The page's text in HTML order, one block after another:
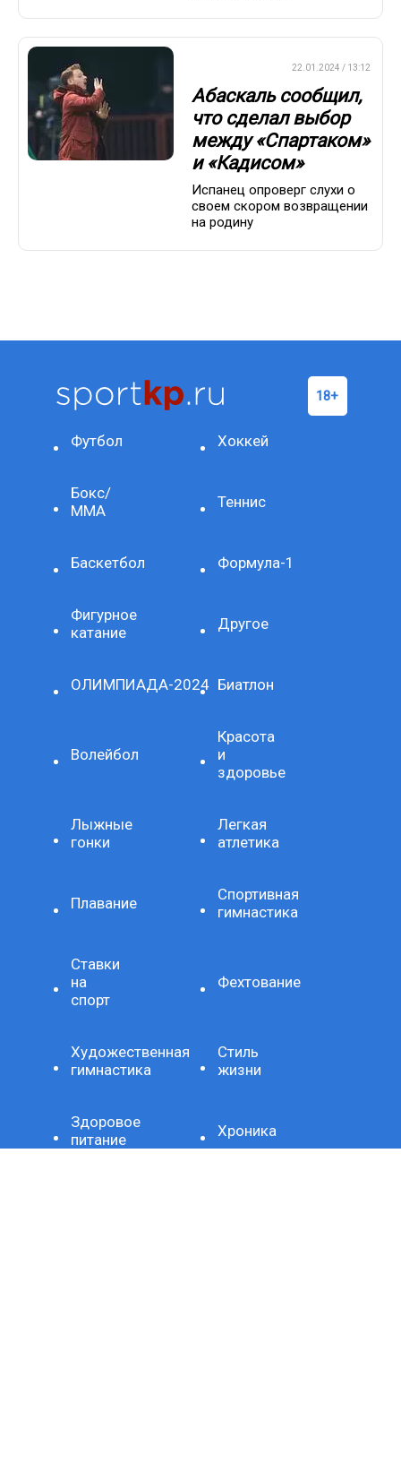
22.01.2024 / 13:12
Абаскаль сообщил,
что сделал выбор
между «Спартаком»
и «Кадисом»
Испанец опроверг слухи о
своем скором возвращении
на родину
Футбол Хоккей
Бокс/
ММА
Теннис
Баскетбол Формула-1
Фигурное
катание
Другое
ОЛИМПИАДА-2024 Биатлон
Волейбол
Красота
и
здоровье
Лыжные
гонки
Легкая
атлетика
Плавание
Спортивная
гимнастика
Ставки
на
спорт
Фехтование
Художественная
гимнастика
Стиль
жизни
Здоровое
питание
Хроника